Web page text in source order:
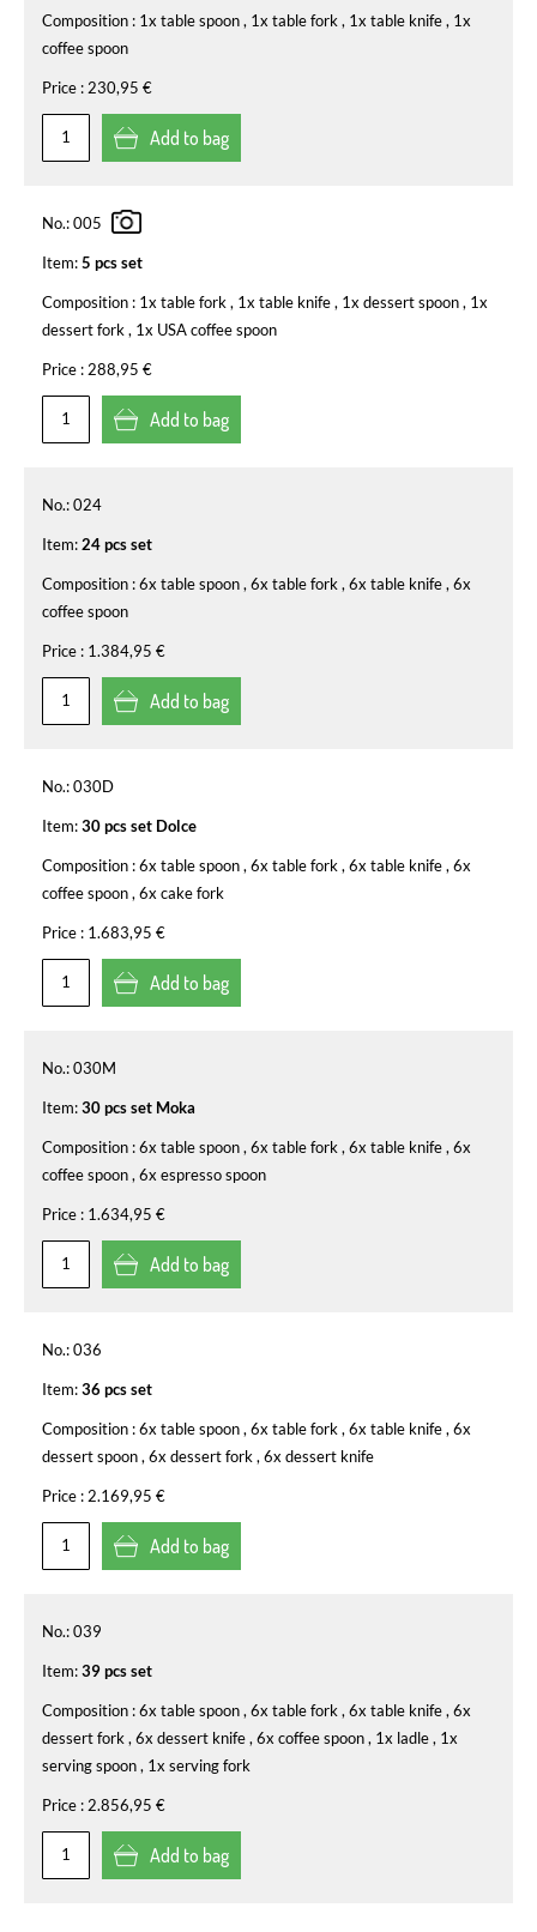
Composition : 1x table spoon , 1x table fork , 1x table knife , 1x
coffee spoon
Price : 230,95 €
Add to bag
No.: 005
Item: 5 pcs set
Composition : 1x table fork , 1x table knife , 1x dessert spoon , 1x
dessert fork , 1x USA coffee spoon
Price : 288,95 €
Add to bag
No.: 024
Item: 24 pcs set
Composition : 6x table spoon , 6x table fork , 6x table knife , 6x
coffee spoon
Price : 1.384,95 €
Add to bag
No.: 030D
Item: 30 pcs set Dolce
Composition : 6x table spoon , 6x table fork , 6x table knife , 6x
coffee spoon , 6x cake fork
Price : 1.683,95 €
Add to bag
No.: 030M
Item: 30 pcs set Moka
Composition : 6x table spoon , 6x table fork , 6x table knife , 6x
coffee spoon , 6x espresso spoon
Price : 1.634,95 €
Add to bag
No.: 036
Item: 36 pcs set
Composition : 6x table spoon , 6x table fork , 6x table knife , 6x
dessert spoon , 6x dessert fork , 6x dessert knife
Price : 2.169,95 €
Add to bag
No.: 039
Item: 39 pcs set
Composition : 6x table spoon , 6x table fork , 6x table knife , 6x
dessert fork , 6x dessert knife , 6x coffee spoon , 1x ladle , 1x
serving spoon , 1x serving fork
Price : 2.856,95 €
Add to bag